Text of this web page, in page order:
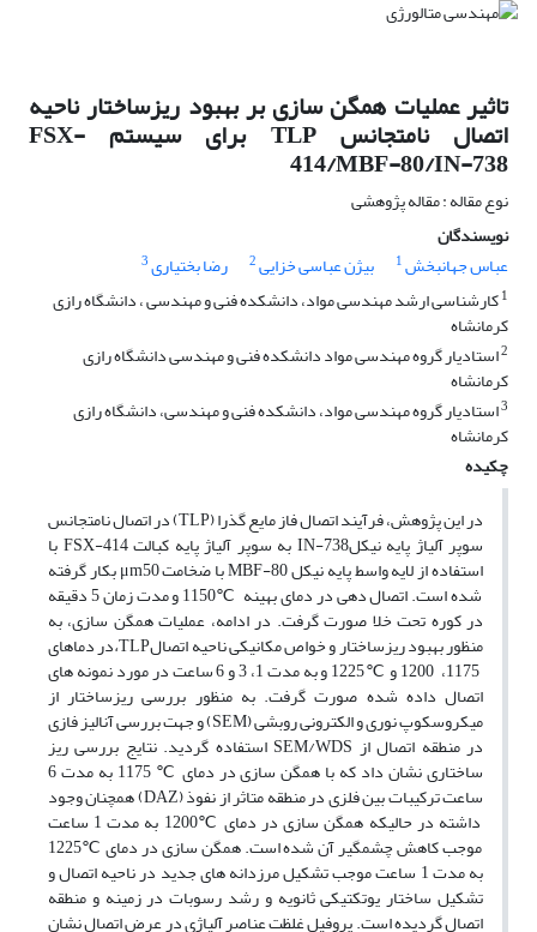
تاثیر عملیات همگن سازی بر بهبود ریزساختار ناحیه
اتصال نامتجانس TLP برای سیستم FSX-
414/MBF-80/IN-738
نوع مقاله : مقاله پژوهشی
نویسندگان
عباس جهانبخش1 بیژن عباسی خزایی2 رضا بختیاری3
1کارشناسی ارشد مهندسی مواد، دانشکده فنی و مهندسی ، دانشگاه رازی
کرمانشاه
2استادیار گروه مهندسی مواد دانشکده فنی و مهندسی دانشگاه رازی
کرمانشاه
3استادیار گروه مهندسی مواد، دانشکده فنی و مهندسی، دانشگاه رازی
کرمانشاه
چکیده
در این پژوهش، فرآیند اتصال فاز مایع گذرا (TLP) در اتصال نامتجانس
سوپر آلیاژ پایه نیکلIN-738 به سوپر آلیاژ پایه کبالت FSX-414 با
استفاده از لایه واسط پایه نیکل MBF-80 با ضخامت μm50 بکار گرفته
شده است. اتصال دهی در دمای بهینه ℃1150 و مدت زمان 5 دقیقه
در کوره تحت خلا صورت گرفت. در ادامه، عملیات همگن سازی، به
منظور بهبود ریزساختار و خواص مکانیکی ناحیه اتصالTLP ،در دماهای
1175، 1200 و ℃1225 و به مدت 1، 3 و 6 ساعت در مورد نمونه های
اتصال داده شده صورت گرفت. به منظور بررسی ریزساختار از
میکروسکوپ نوری و الکترونی روبشی (SEM) و جهت بررسی آنالیز فازی
در منطقه اتصال از SEM/WDS استفاده گردید. نتایج بررسی ریز
ساختاری نشان داد که با همگن سازی در دمای ℃ 1175 به مدت 6
ساعت ترکیبات بین فلزی در منطقه متاثر از نفوذ (DAZ) همچنان وجود
داشته در حالیکه همگن سازی در دمای ℃1200 به مدت 1 ساعت
موجب کاهش چشمگیر آن شده است. همگن سازی در دمای ℃1225
به مدت 1 ساعت موجب تشکیل مرزدانه های جدید در ناحیه اتصال و
تشکیل ساختار یوتکتیکی ثانویه و رشد رسوبات در زمینه و منطقه
اتصال گردیده است. پروفیل غلظت عناصر آلیاژی در عرض اتصال نشان